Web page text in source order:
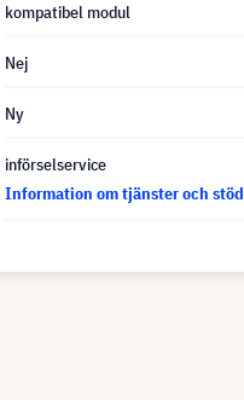
kompatibel modul
Nej
Ny
införselservice
Information om tjänster och stöd